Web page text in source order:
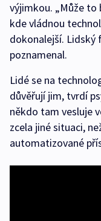
výjimkou. „Může
kde vládnou
dokonalejší. Lidský
poznamenal.
Lidé se na
důvěřují jim, tvrdí
někdo tam vesluje
zcela jiné situaci,
automatizované